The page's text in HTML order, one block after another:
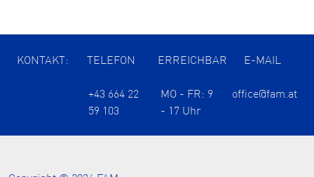
KONTAKT: TELEFON ERREICHBAR E-MAIL
+43 664 22
59 103
MO - FR: 9
- 17 Uhr
office@fam.at